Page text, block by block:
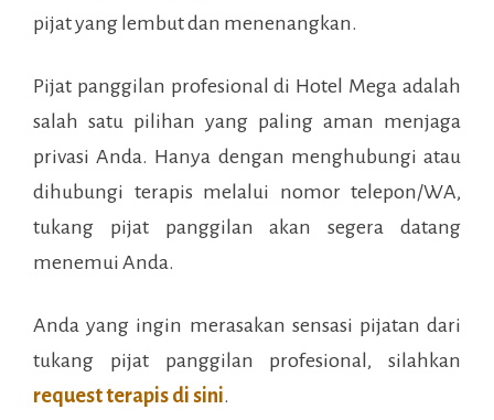
pijat yang lembut dan menenangkan.
Pijat panggilan profesional di Hotel Mega adalah
salah satu pilihan yang paling aman menjaga
privasi Anda. Hanya dengan menghubungi atau
dihubungi terapis melalui nomor telepon/WA,
tukang pijat panggilan akan segera datang
menemui Anda.
Anda yang ingin merasakan sensasi pijatan dari
tukang pijat panggilan profesional, silahkan
request terapis di sini.